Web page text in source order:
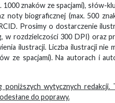
znaków ze spacjami), słów-
noty biograficznej (max. 500
Prosimy o dostarczenie
w rozdzielczości 300 DPI) oraz
ilustracji. Liczba ilustracji nie
ze spacjami). Na autorach i
wytycznych redakcji.
do poprawy.